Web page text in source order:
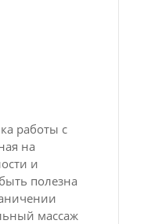
работы с
на
и
полезна
массаж